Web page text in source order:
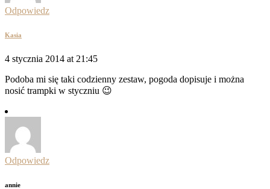
Odpowiedz
Kasia
4 stycznia 2014 at 21:45
Podoba mi się taki codzienny zestaw, pogoda dopisuje i można
nosić trampki w styczniu 😉
Odpowiedz
annie